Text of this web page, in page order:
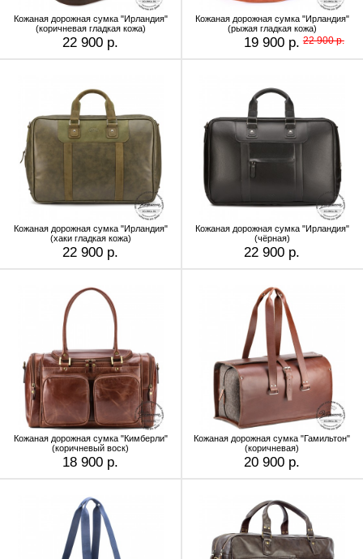
Кожаная дорожная сумка "Ирландия"
(коричневая гладкая кожа)
22 900 р.
Кожаная дорожная сумка "Ирландия"
(рыжая гладкая кожа)
19 900 р. 22 900 р.
Кожаная дорожная сумка "Ирландия"
(хаки гладкая кожа)
22 900 р.
Кожаная дорожная сумка "Ирландия"
(чёрная)
22 900 р.
Кожаная дорожная сумка "Кимберли"
(коричневый воск)
18 900 р.
Кожаная дорожная сумка "Гамильтон"
(коричневая)
20 900 р.